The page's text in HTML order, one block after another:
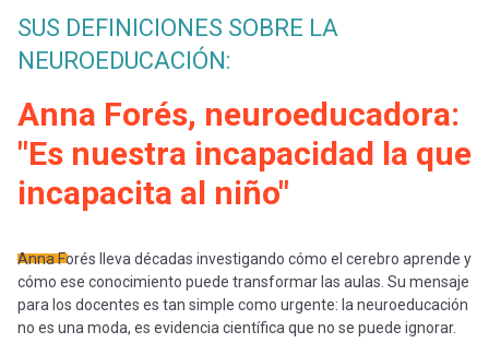
entrar
a
mi
cuenta
Expand
Exploración
Expand
[Educarchile
Mobile]
Inicia
sesión
Regístrate
de
ayuda
a
la
navegación
SUS DEFINICIONES SOBRE LA
NEUROEDUCACIÓN:
Anna Forés, neuroeducadora:
"Es nuestra incapacidad la que
incapacita al niño"
Anna Forés lleva décadas investigando cómo el cerebro aprende y
cómo ese conocimiento puede transformar las aulas. Su mensaje
para los docentes es tan simple como urgente: la neuroeducación
no es una moda, es evidencia científica que no se puede ignorar.
registrarte.